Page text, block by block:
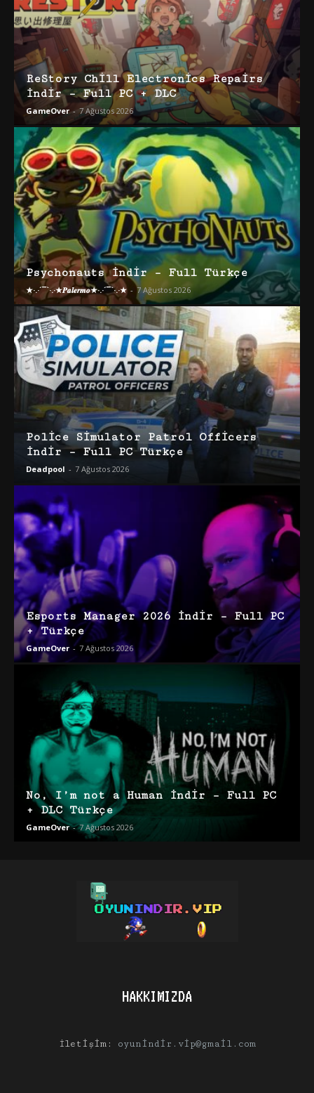
ReStory Chill Electronics Repairs
İndir – Full PC + DLC
GameOver - 7 Ağustos 2026
Psychonauts İndir – Full Türkçe
★·.·´¯`·.·★𝑷𝒂𝒍𝒆𝒓𝒎𝒐★·.·´¯`·.·★ - 7 Ağustos 2026
Police Simulator Patrol Officers
İndir – Full PC Türkçe
Deadpool - 7 Ağustos 2026
Esports Manager 2026 İndir – Full PC
+ Türkçe
GameOver - 7 Ağustos 2026
No, I’m not a Human İndir – Full PC
+ DLC Türkçe
GameOver - 7 Ağustos 2026
HAKKIMIZDA
İletişim: oyunindir.vip@gmail.com